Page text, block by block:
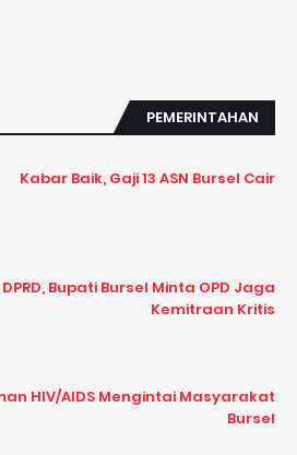
PEMERINTAHAN
Kabar Baik, Gaji 13 ASN Bursel Cair
Bupati Bursel Minta OPD Jaga
Kemitraan Kritis
HIV/AIDS Mengintai Masyarakat
Bursel